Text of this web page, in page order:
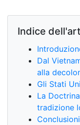
Indice
Dal
alla
Gli Stati
La
tradizione
Conclusioni